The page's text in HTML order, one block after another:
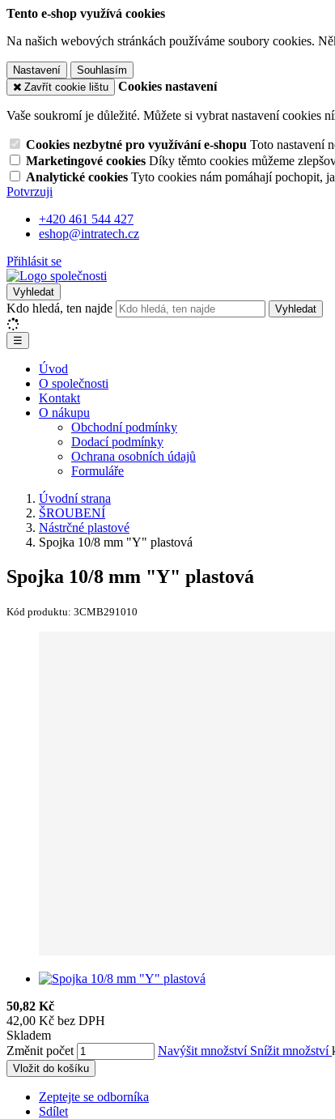
Tento e-shop využívá cookies
Na našich webových stránkách používáme soubory cookies.
Nastavení
Souhlasím
Zavřít cookie lištu
Cookies nastavení
Vaše soukromí je důležité. Můžete si vybrat nastavení cookies
Cookies nezbytné pro využívání e-shopu Toto nastavení
Marketingové cookies Díky těmto cookies můžeme
Analytické cookies Tyto cookies nám pomáhají pochopit,
Potvrzuji
+420 461 544 427
eshop@intratech.cz
Přihlásit se
Vyhledat
Kdo hledá, ten najde Vyhledat
☰
Úvod
O společnosti
Kontakt
O nákupu
Obchodní podmínky
Dodací podmínky
Ochrana osobních údajů
Formuláře
Úvodní strana
ŠROUBENÍ
Nástrčné plastové
Spojka 10/8 mm "Y" plastová
Spojka 10/8 mm "Y" plastová
Kód produktu: 3CMB291010
50,82 Kč
42,00 Kč bez DPH
Skladem
Změnit počet
Navýšit množství Snížit množství
Vložit do košíku
Zeptejte se odborníka
Sdílet